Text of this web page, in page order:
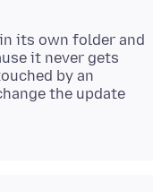
its own folder and
it never gets
by an
the update